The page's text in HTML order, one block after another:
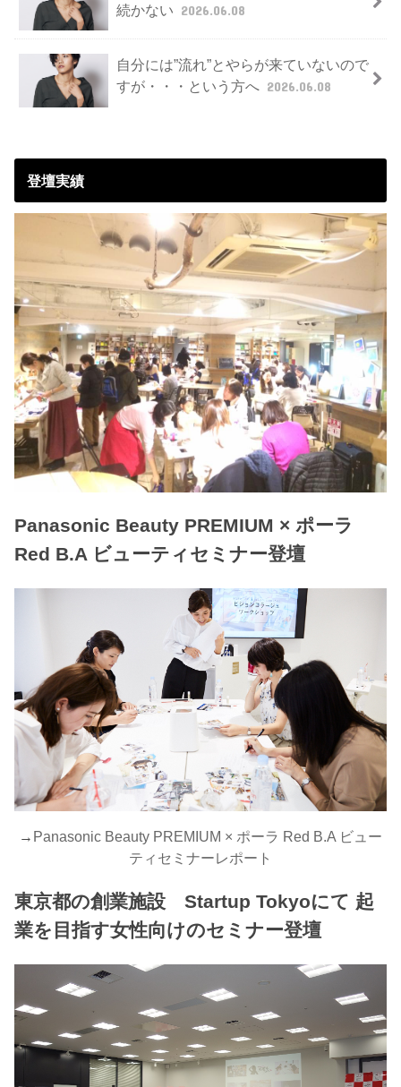
続かない 2026.06.08
自分には”流れ”とやらが来ていないので
すが・・・という方へ 2026.06.08
登壇実績
Panasonic Beauty PREMIUM × ポーラ
Red B.A ビューティセミナー登壇
→ Panasonic Beauty PREMIUM × ポーラ Red B.A ビュー
ティセミナーレポート
東京都の創業施設 Startup Tokyoにて 起
業を目指す女性向けのセミナー登壇